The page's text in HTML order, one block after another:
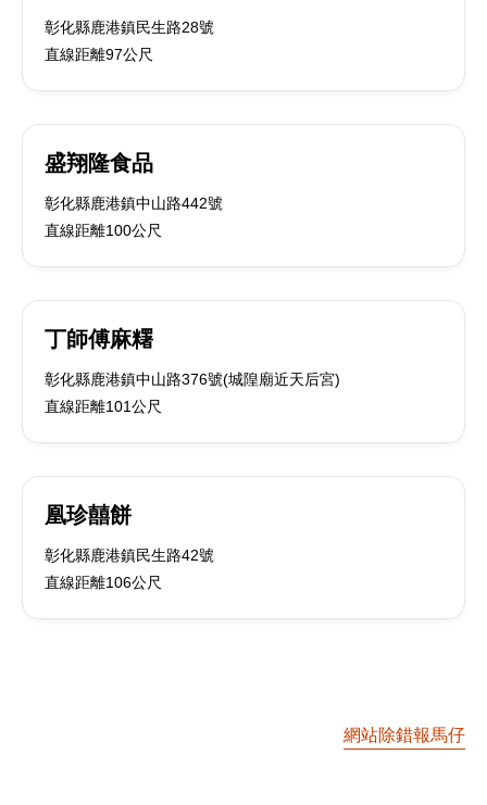
彰化縣鹿港鎮民生路28號
直線距離97公尺
盛翔隆食品
彰化縣鹿港鎮中山路442號
直線距離100公尺
丁師傅麻糬
彰化縣鹿港鎮中山路376號(城隍廟近天后宮)
直線距離101公尺
凰珍囍餅
彰化縣鹿港鎮民生路42號
直線距離106公尺
網站除錯報馬仔